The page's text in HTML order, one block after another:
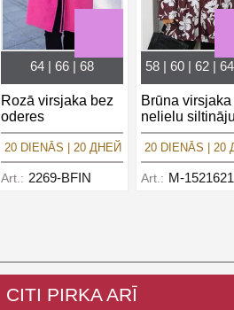
64 | 66 | 68
Rozā virsjaka bez
oderes
20 DIENĀS | 20 ДНЕЙ
Art.: 2269-BFIN
58 | 60 | 62 |
Brūna virsjaka
nelielu
20 DIENĀS | 20
Art.: M-
CITI PIRKA ARĪ